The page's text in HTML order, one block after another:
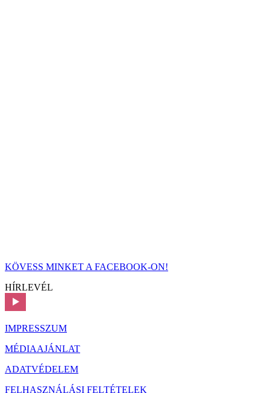
KÖVESS MINKET A FACEBOOK-ON!
HÍRLEVÉL
IMPRESSZUM
MÉDIAAJÁNLAT
ADATVÉDELEM
FELHASZNÁLÁSI FELTÉTELEK